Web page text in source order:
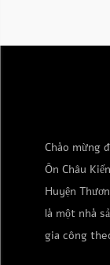
Chào mừng
Ôn Châu
Huyện
là một nhà
gia công